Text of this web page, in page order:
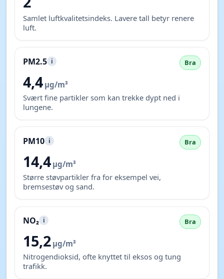
Samlet luftkvalitetsindeks. Lavere tall betyr renere
luft.
PM2.5 i Bra
4,4 µg/m³
Svært fine partikler som kan trekke dypt ned i
lungene.
PM10 i Bra
14,4 µg/m³
Større støvpartikler fra for eksempel vei,
bremsestøv og sand.
NO₂ i Bra
15,2 µg/m³
Nitrogendioksid, ofte knyttet til eksos og tung
trafikk.